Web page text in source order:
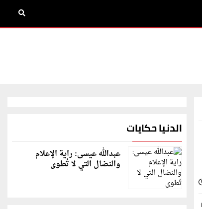
الدنيا حكايات
عبدالله عيسى: راية الإعلام
والنضال التي لا تُطوى